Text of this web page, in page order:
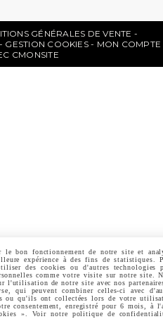
GÉNÉRALES DE VENTE
GESTION COOKIES
MON COMPTE
CMONSITE
le bon fonctionnement de notre site et
expérience à des fins de statistiques.
des cookies ou d'autres technologies
comme votre visite sur notre site.
l'utilisation de notre site avec nos
qui peuvent combiner celles-ci avec
ou qu'ils ont collectées lors de votre
consentement, enregistré pour 6 mois, à
». Voir notre politique de